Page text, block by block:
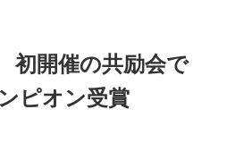
開催の共励会で
ピオン受賞